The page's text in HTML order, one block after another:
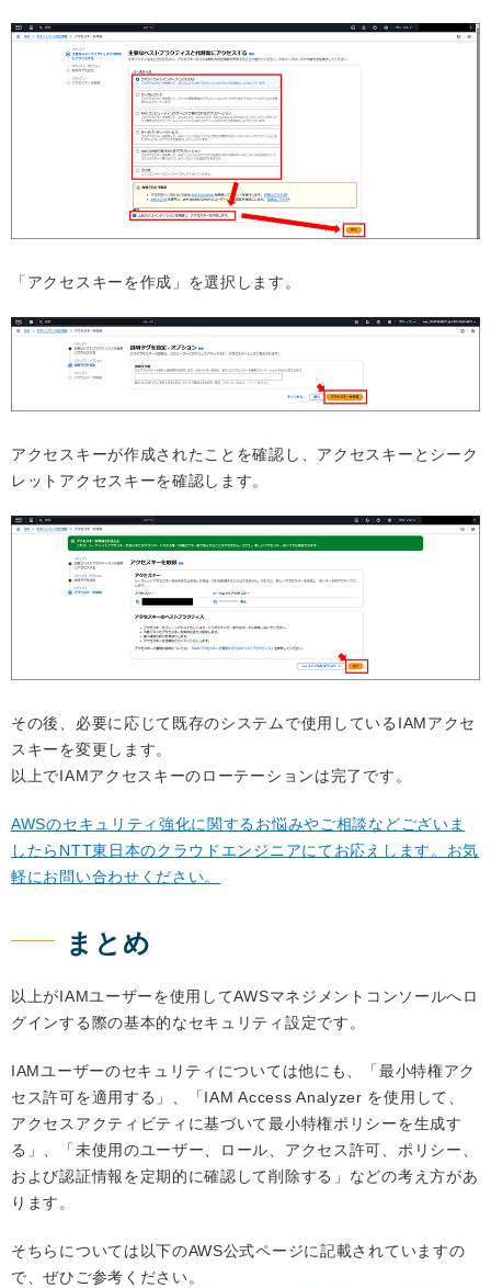
「アクセスキーを作成」を選択します。
アクセスキーが作成されたことを確認し、アクセスキーとシーク
レットアクセスキーを確認します。
その後、必要に応じて既存のシステムで使用しているIAMアクセ
スキーを変更します。
以上でIAMアクセスキーのローテーションは完了です。
AWSのセキュリティ強化に関するお悩みやご相談などございま
したらNTT東日本のクラウドエンジニアにてお応えします。お気
軽にお問い合わせください。
まとめ
以上がIAMユーザーを使用してAWSマネジメントコンソールへロ
グインする際の基本的なセキュリティ設定です。
IAMユーザーのセキュリティについては他にも、「最小特権アク
セス許可を適用する」、「IAM Access Analyzer を使用して、
アクセスアクティビティに基づいて最小特権ポリシーを生成す
る」、「未使用のユーザー、ロール、アクセス許可、ポリシー、
および認証情報を定期的に確認して削除する」などの考え方があ
ります。
そちらについては以下のAWS公式ページに記載されていますの
で、ぜひご参考ください。